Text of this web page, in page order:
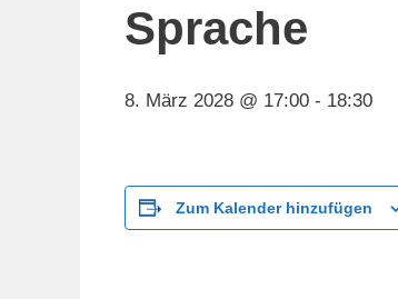
Sprache
8. März 2028 @ 17:00 - 18:30
Zum Kalender hinzufügen